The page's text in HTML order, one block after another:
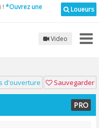
Loueurs
! *Ouvrez une
Video
Sauvegarder
d'ouverture
PRO